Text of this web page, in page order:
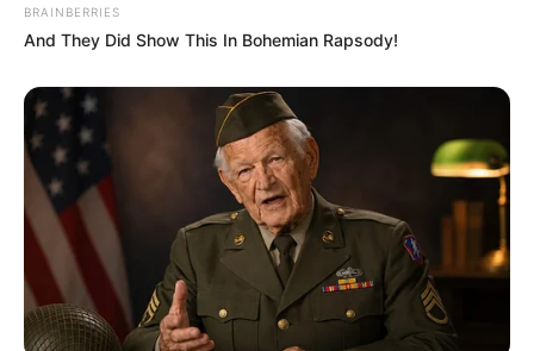
BRAINBERRIES
And They Did Show This In Bohemian Rapsody!